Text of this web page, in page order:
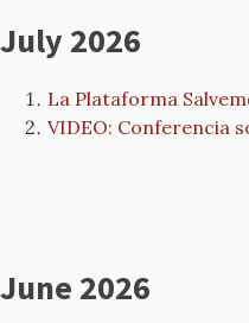
July 2026
La Plataforma
VIDEO: Conferencia
June 2026